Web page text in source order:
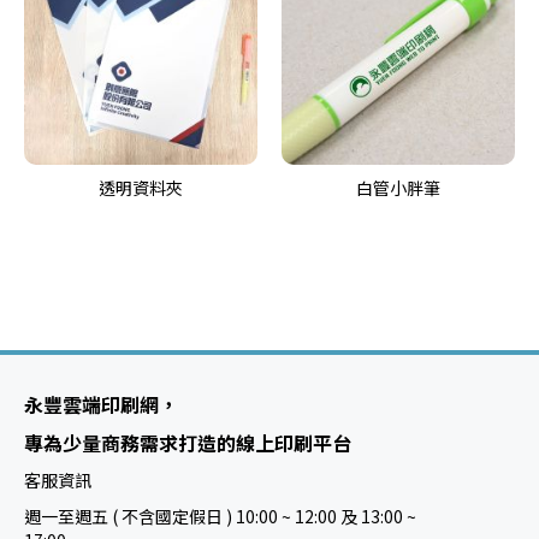
透明資料夾 白管小胖筆
永豐雲端印刷網，
專為少量商務需求打造的線上印刷平台
客服資訊
週一至週五 ( 不含國定假日 ) 10:00 ~ 12:00 及 13:00 ~